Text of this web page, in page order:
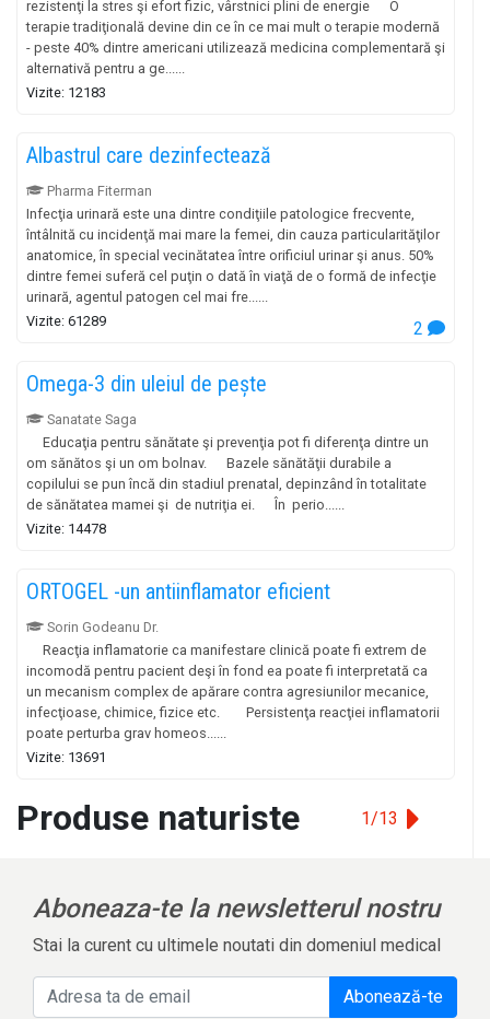
rezistenţi la stres şi efort fizic, vârstnici plini de energie O
terapie tradiţională devine din ce în ce mai mult o terapie modernă
- peste 40% dintre americani utilizează medicina complementară şi
alternativă pentru a ge......
Vizite: 12183
Albastrul care dezinfectează
Pharma Fiterman
Infecţia urinară este una dintre condiţiile patologice frecvente,
întâlnită cu incidenţă mai mare la femei, din cauza particularităţilor
anatomice, în special vecinătatea între orificiul urinar şi anus. 50%
dintre femei suferă cel puţin o dată în viaţă de o formă de infecţie
urinară, agentul patogen cel mai fre......
2
Vizite: 61289
Omega-3 din uleiul de pește
Sanatate Saga
Educaţia pentru sănătate şi prevenţia pot fi diferenţa dintre un
om sănătos şi un om bolnav. Bazele sănătăţii durabile a
copilului se pun încă din stadiul prenatal, depinzând în totalitate
de sănătatea mamei şi de nutriţia ei. În perio......
Vizite: 14478
ORTOGEL -un antiinflamator eficient
Sorin Godeanu Dr.
Reacţia inflamatorie ca manifestare clinică poate fi extrem de
incomodă pentru pacient deşi în fond ea poate fi interpretată ca
un mecanism complex de apărare contra agresiunilor mecanice,
infecţioase, chimice, fizice etc. Persistenţa reacţiei inflamatorii
poate perturba grav homeos......
Vizite: 13691
Produse naturiste 1/13
Aboneaza-te la newsletterul nostru
Stai la curent cu ultimele noutati din domeniul medical
Abonează-te